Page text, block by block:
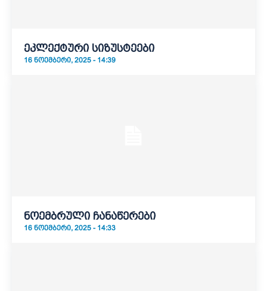
ეკლექტური სიზუსტეები
16 ᲜᲝᲔᲛᲑᲔᲠᲘ, 2025 - 14:39
ნოემბრული ჩანაწერები
16 ᲜᲝᲔᲛᲑᲔᲠᲘ, 2025 - 14:33